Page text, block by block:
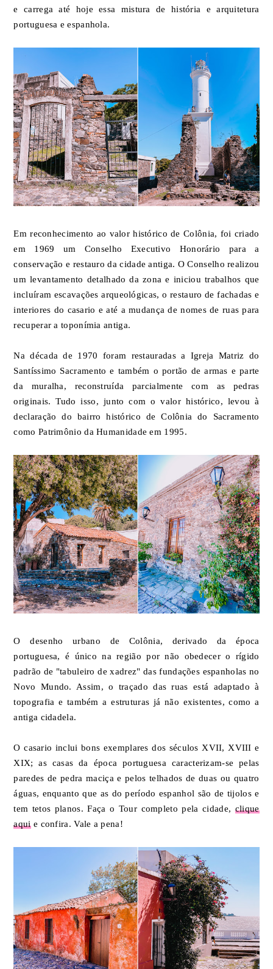
e carrega até hoje essa mistura de história e arquitetura
portuguesa e espanhola.
Em reconhecimento ao valor histórico de Colônia, foi criado
em 1969 um Conselho Executivo Honorário para a
conservação e restauro da cidade antiga. O Conselho realizou
um levantamento detalhado da zona e iniciou trabalhos que
incluíram escavações arqueológicas, o restauro de fachadas e
interiores do casario e até a mudança de nomes de ruas para
recuperar a toponímia antiga.
Na década de 1970 foram restauradas a Igreja Matriz do
Santíssimo Sacramento e também o portão de armas e parte
da muralha, reconstruída parcialmente com as pedras
originais. Tudo isso, junto com o valor histórico, levou à
declaração do bairro histórico de Colônia do Sacramento
como Patrimônio da Humanidade em 1995.
O desenho urbano de Colônia, derivado da época
portuguesa, é único na região por não obedecer o rígido
padrão de "tabuleiro de xadrez" das fundações espanholas no
Novo Mundo. Assim, o traçado das ruas está adaptado à
topografia e também a estruturas já não existentes, como a
antiga cidadela.
O casario inclui bons exemplares dos séculos XVII, XVIII e
XIX; as casas da época portuguesa caracterizam-se pelas
paredes de pedra maciça e pelos telhados de duas ou quatro
águas, enquanto que as do período espanhol são de tijolos e
tem tetos planos. Faça o Tour completo pela cidade, clique
aquie confira. Vale a pena!